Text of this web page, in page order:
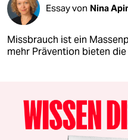
Essay von Nina
Missbrauch ist ein
mehr Prävention bieten